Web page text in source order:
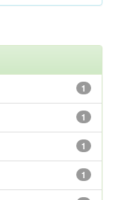
1
1
1
1